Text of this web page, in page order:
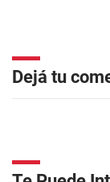
Dejá tu